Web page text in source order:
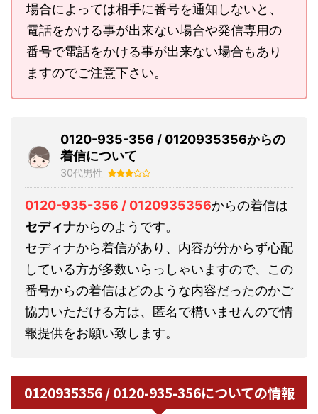
場合によっては相手に番号を通知しないと、
電話をかける事が出来ない場合や発信専用の
番号で電話をかける事が出来ない場合もあり
ますのでご注意下さい。
0120-935-356 / 0120935356からの
着信について
30代男性
0120-935-356 / 0120935356からの着信は
セディナからのようです。
セディナから着信があり、内容が分からず心配
している方が多数いらっしゃいますので、この
番号からの着信はどのような内容だったのかご
協力いただける方は、匿名で構いませんので情
報提供をお願い致します。
0120935356 / 0120-935-356についての情報